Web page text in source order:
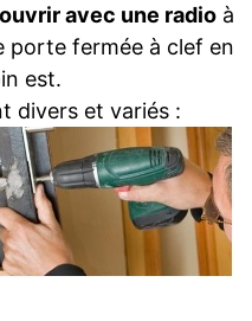
ouvrir avec une radio à
porte fermée à clef en
est.
divers et variés :